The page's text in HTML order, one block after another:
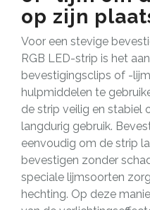
op zijn
Voor een stevige
RGB LED-strip is het
bevestigingsclips of -
hulpmiddelen te
de strip veilig en stabiel
langdurig gebruik.
eenvoudig om de strip
bevestigen zonder
speciale lijmsoorten
hechting. Op deze